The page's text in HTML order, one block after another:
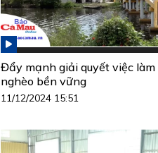
Đẩy mạnh giải quyết việc làm
nghèo bền vững
11/12/2024 15:51